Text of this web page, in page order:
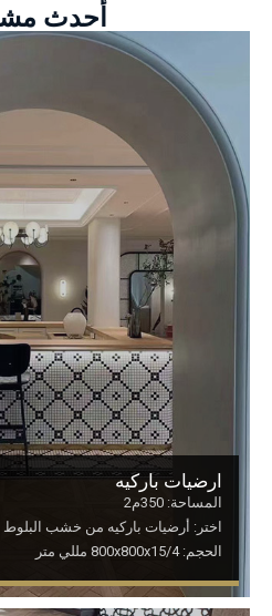
أحدث
ارضيات باركيه
المساحة: 350م2
اختر: أرضيات باركيه من خشب البلوط
الحجم: 800x800x15/4 مللي متر